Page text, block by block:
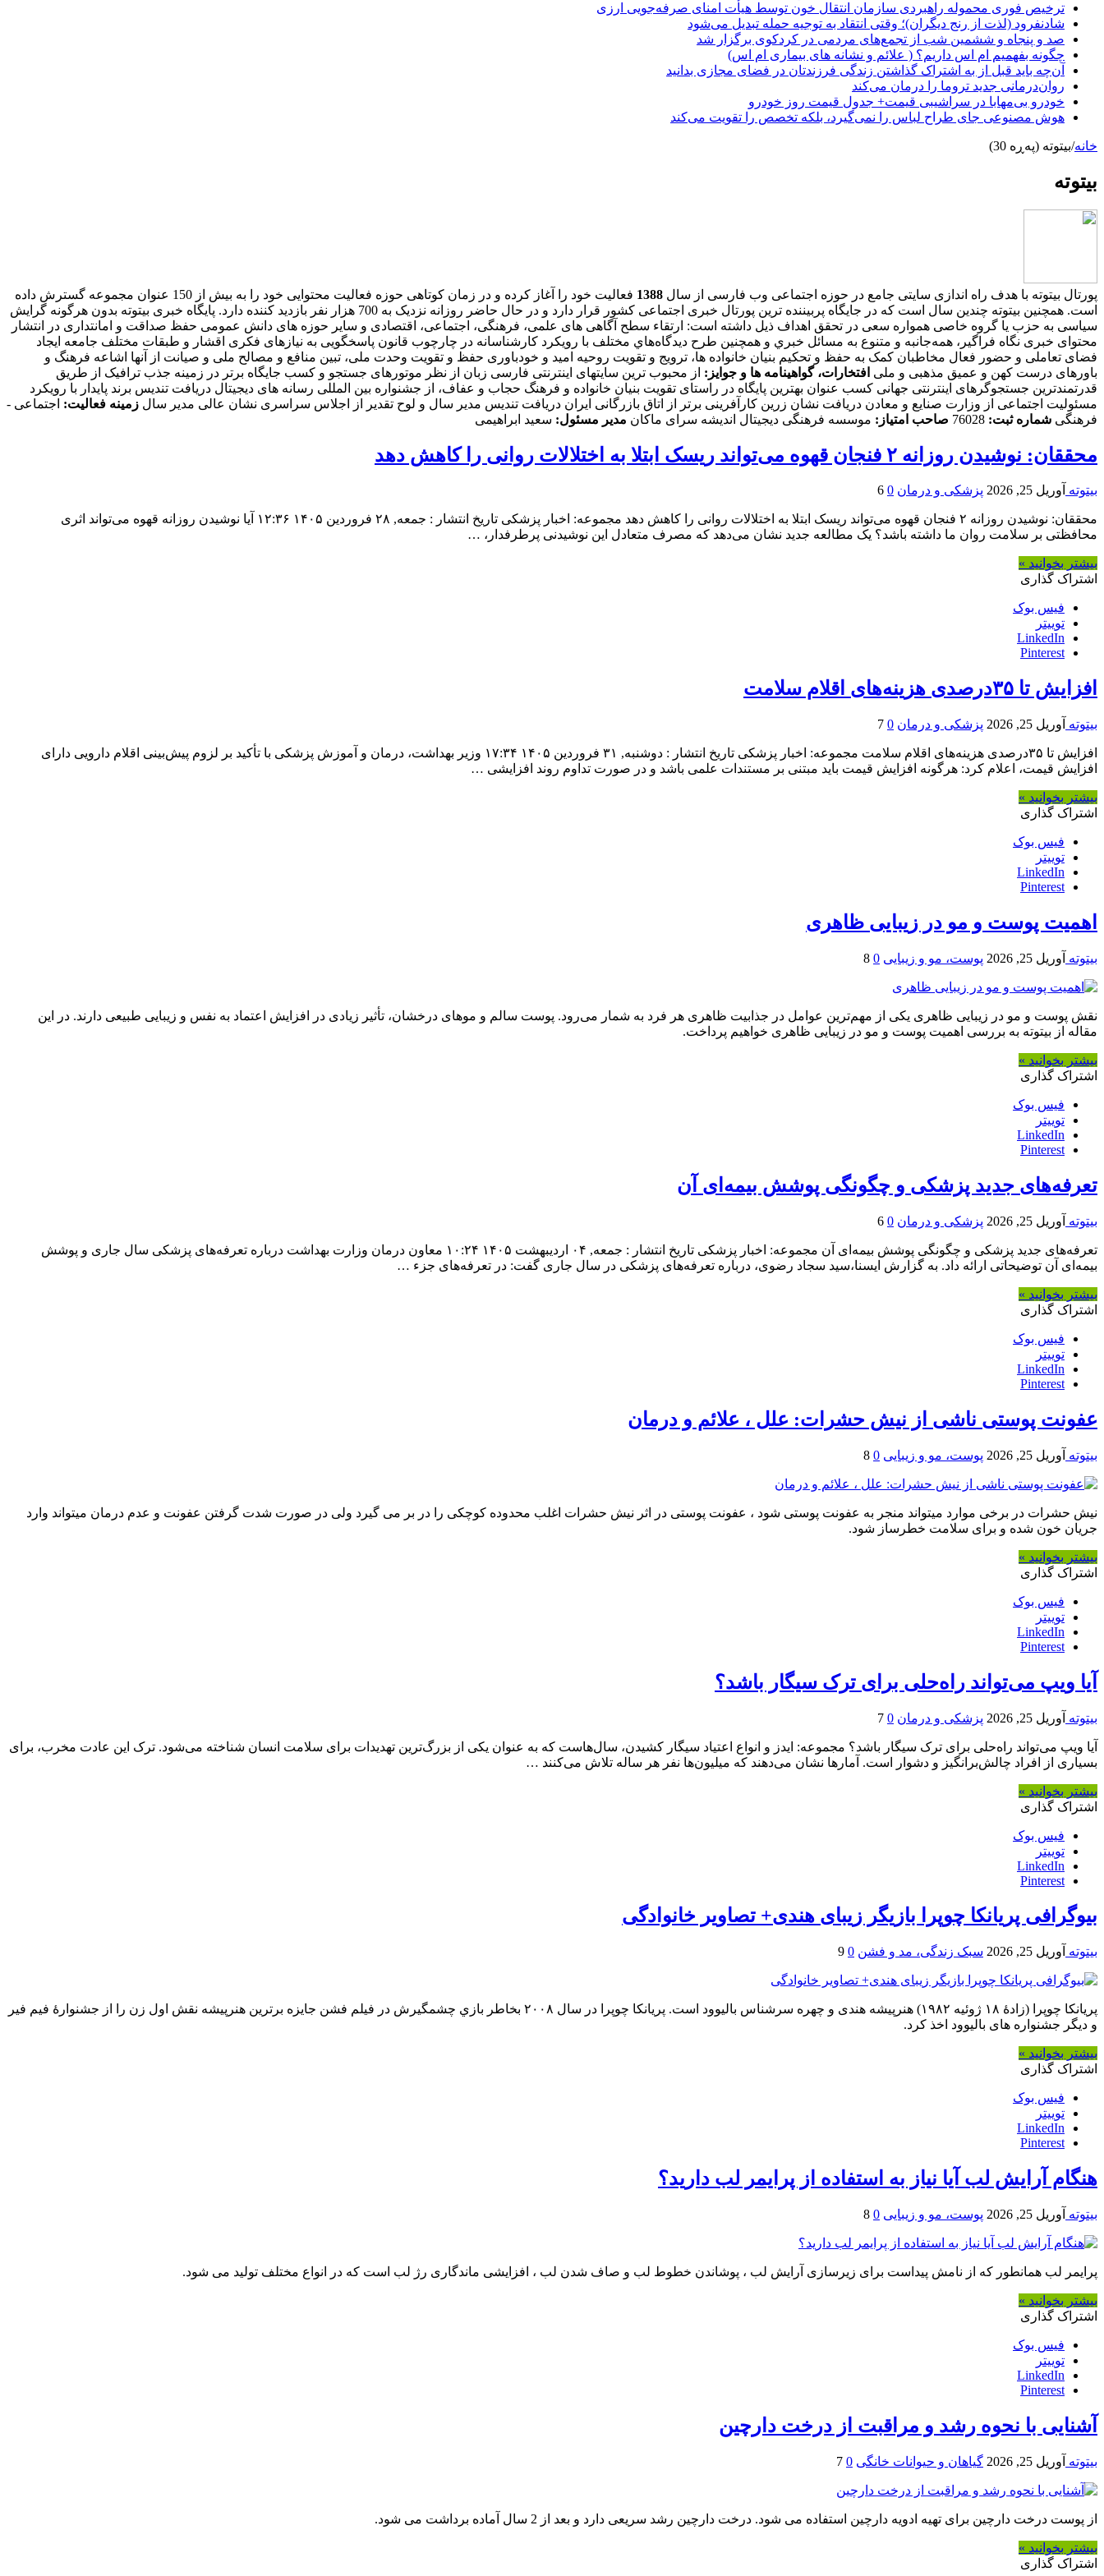
ترخیص فوری محموله راهبردی سازمان انتقال خون توسط هیأت امنای صرفه‌جویی ارزی
شادنفرود (لذت از رنج دیگران)؛ وقتی انتقاد به توجیه حمله تبدیل می‌شود
صد و پنجاه‌ و ششمین شب از تجمع‌های مردمی در کردکوی برگزار شد
چگونه بفهمیم ام اس داریم؟ ( علائم و نشانه های بیماری ام اس)
آن‌چه باید قبل از به اشتراک گذاشتن زندگی فرزندتان در فضای مجازی بدانید
روان‌درمانی جدید تروما را درمان می‌کند
خودرو بی‌مهابا در سراشیبی قیمت+ جدول قیمت روز خودرو
هوش مصنوعی جای طراح لباس را نمی‌گیرد، بلکه تخصص را تقویت می‌کند
خانه/بیتوته (پەڕە 30)
بیتوته
پورتال بیتوته با هدف راه اندازی سایتی جامع در حوزه اجتماعی وب فارسی از سال 1388
فعالیت خود را آغاز کرده و در زمان کوتاهی حوزه فعالیت محتوایی خود را به بیش از 150 عنوان مجموعه گسترش داده
است. همچنین بیتوته چندین سال است که در جایگاه پربیننده ترین پورتال خبری اجتماعی کشور قرار دارد و در حال حاضر روزانه نزدیک به 700 هزار نفر بازدید کننده دارد. پایگاه خبری بیتوته بدون هرگونه گرایش
سیاسی به حزب یا گروه خاصی همواره سعی در تحقق اهداف ذیل داشته است: ارتقاء سطح آگاهی های علمی، فرهنگی، اجتماعی، اقتصادی و سایر حوزه های دانش عمومی حفظ صداقت و امانتداری در انتشار
محتوای خبری نگاه فراگير، همه‌جانبه و متنوع به مسائل خبري و همچنین طرح ديدگاه‌هاي مختلف با رويكرد كارشناسانه در چارچوب قانون پاسخگویی به نیازهای فکری اقشار و طبقات مختلف جامعه ایجاد
فضای تعاملی و حضور فعال مخاطبان کمک به حفظ و تحکیم بنیان خانواده ها، ترویج و تقویت روحیه امید و خودباوری حفظ و تقویت وحدت ملی، تبین منافع و مصالح ملی و صیانت از آنها اشاعه فرهنگ و
باورهای درست کهن و عمیق مذهبی و ملی افتخارات، گواهینامه ها و جوایز: از محبوب ترین سایتهای اینترنتی فارسی زبان از نظر موتورهای جستجو و کسب جایگاه برتر در زمینه جذب ترافیک از طریق
قدرتمندترین جستجوگرهای اینترنتی جهانی کسب عنوان بهترین پایگاه در راستای تقویت بنیان خانواده و فرهنگ حجاب و عفاف، از جشنواره بین المللی رسانه های دیجیتال دریافت تندیس برند پایدار با رویکرد
مسئولیت اجتماعی از وزارت صنایع و معادن دریافت نشان زرین کارآفرینی برتر از اتاق بازرگانی ایران دریافت تندیس مدیر سال و لوح تقدیر از اجلاس سراسری نشان عالی مدیر سال زمینه فعالیت: اجتماعی -
فرهنگی شماره ثبت: صاحب امتیاز: موسسه فرهنگی دیجیتال اندیشه سرای ماکان مدیر مسئول: سعید ابراهیمی
محققان: نوشیدن روزانه ۲ فنجان قهوه می‌تواند ریسک ابتلا به اختلالات روانی را کاهش دهد
بیتوته آوریل 25, 2026 پزشکی و درمان 0
6
محققان: نوشیدن روزانه ۲ فنجان قهوه می‌تواند ریسک ابتلا به اختلالات روانی را کاهش دهد مجموعه: اخبار پزشکی تاریخ انتشار : جمعه, ۲۸ فروردین ۱۴۰۵ ۱۲:۳۶ آیا نوشیدن روزانه قهوه می‌تواند اثری
محافظتی بر سلامت روان ما داشته باشد؟ یک مطالعه جدید نشان می‌دهد که مصرف متعادل این نوشیدنی پرطرفدار، …
بیشتر بخوانید »
اشتراک گذاری
فیس بوک
توییتر
LinkedIn
Pinterest
افزایش تا ۳۵درصدی هزینه‌های اقلام سلامت
بیتوته آوریل 25, 2026 پزشکی و درمان 0
7
افزایش تا ۳۵درصدی هزینه‌های اقلام سلامت مجموعه: اخبار پزشکی تاریخ انتشار : دوشنبه, ۳۱ فروردین ۱۴۰۵ ۱۷:۳۴ وزیر بهداشت، درمان و آموزش پزشکی با تأکید بر لزوم پیش‌بینی اقلام دارویی دارای
افزایش قیمت، اعلام کرد: هرگونه افزایش قیمت باید مبتنی بر مستندات علمی باشد و در صورت تداوم روند افزایشی …
بیشتر بخوانید »
اشتراک گذاری
فیس بوک
توییتر
LinkedIn
Pinterest
اهمیت پوست و مو در زیبایی ظاهری
بیتوته آوریل 25, 2026 پوست، مو و زیبایی 0
8
نقش پوست و مو در زیبایی ظاهری یکی از مهم‌ترین عوامل در جذابیت ظاهری هر فرد به شمار می‌رود. پوست سالم و موهای درخشان، تأثیر زیادی در افزایش اعتماد به نفس و زیبایی طبیعی دارند. در این
مقاله از بیتوته به بررسی اهمیت پوست و مو در زیبایی ظاهری خواهیم پرداخت.
بیشتر بخوانید »
اشتراک گذاری
فیس بوک
توییتر
LinkedIn
Pinterest
تعرفه‌های جدید پزشکی و چگونگی پوشش بیمه‌ای آن
بیتوته آوریل 25, 2026 پزشکی و درمان 0
6
تعرفه‌های جدید پزشکی و چگونگی پوشش بیمه‌ای آن مجموعه: اخبار پزشکی تاریخ انتشار : جمعه, ۰۴ اردیبهشت ۱۴۰۵ ۱۰:۲۴ معاون درمان وزارت بهداشت درباره تعرفه‌های پزشکی سال جاری و پوشش
بیمه‌ای آن توضیحاتی ارائه داد. به گزارش ایسنا،سید سجاد رضوی، درباره تعرفه‌های پزشکی در سال جاری گفت: در تعرفه‌های جزء …
بیشتر بخوانید »
اشتراک گذاری
فیس بوک
توییتر
LinkedIn
Pinterest
عفونت پوستی ناشی از نیش حشرات: علل ، علائم و درمان
بیتوته آوریل 25, 2026 پوست، مو و زیبایی 0
8
نیش حشرات در برخی موارد میتواند منجر به عفونت پوستی شود ، عفونت پوستی در اثر نیش حشرات اغلب محدوده کوچکی را در بر می گیرد ولی در صورت شدت گرفتن عفونت و عدم درمان میتواند وارد
جریان خون شده و برای سلامت خطرساز شود.
بیشتر بخوانید »
اشتراک گذاری
فیس بوک
توییتر
LinkedIn
Pinterest
آیا ویپ می‌تواند راه‌حلی برای ترک سیگار باشد؟
بیتوته آوریل 25, 2026 پزشکی و درمان 0
7
آیا ویپ می‌تواند راه‌حلی برای ترک سیگار باشد؟ مجموعه: ایدز و انواع اعتیاد سیگار کشیدن، سال‌هاست که به عنوان یکی از بزرگ‌ترین تهدیدات برای سلامت انسان شناخته می‌شود. ترک این عادت مخرب، برای
بسیاری از افراد چالش‌برانگیز و دشوار است. آمارها نشان می‌دهند که میلیون‌ها نفر هر ساله تلاش می‌کنند …
بیشتر بخوانید »
اشتراک گذاری
فیس بوک
توییتر
LinkedIn
Pinterest
بیوگرافی پریانکا چوپرا بازیگر زیبای هندی+ تصاویر خانوادگی
بیتوته آوریل 25, 2026 سبک زندگی، مد و فشن 0
9
پریانکا چوپرا (زادهٔ ۱۸ ژوئیه ۱۹۸۲) هنرپیشه هندی و چهره سرشناس بالیوود است. پریانکا چوپرا در سال ۲۰۰۸ بخاطر بازي چشمگیرش در فیلم فشن جایزه برترین هنرپیشه نقش اول زن را از جشنوارهٔ فیم فیر
و ديگر جشنواره های بالیوود اخذ کرد.
بیشتر بخوانید »
اشتراک گذاری
فیس بوک
توییتر
LinkedIn
Pinterest
هنگام آرایش لب آیا نیاز به استفاده از پرایمر لب دارید؟
بیتوته آوریل 25, 2026 پوست، مو و زیبایی 0
8
پرایمر لب همانطور که از نامش پیداست برای زیرسازی آرایش لب ، پوشاندن خطوط لب و صاف شدن لب ، افزایشی ماندگاری رژ لب است که در انواع مختلف تولید می شود.
بیشتر بخوانید »
اشتراک گذاری
فیس بوک
توییتر
LinkedIn
Pinterest
آشنایی با نحوه رشد و مراقبت از درخت دارچین
بیتوته آوریل 25, 2026 گیاهان و حیوانات خانگی 0
7
از پوست درخت دارچین برای تهیه ادویه دارچین استفاده می شود. درخت دارچین رشد سریعی دارد و بعد از 2 سال آماده برداشت می شود.
بیشتر بخوانید »
اشتراک گذاری